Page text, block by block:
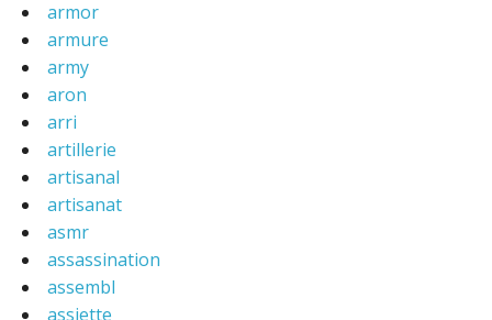
armor
armure
army
aron
arri
artillerie
artisanal
artisanat
asmr
assassination
assembl
assiette